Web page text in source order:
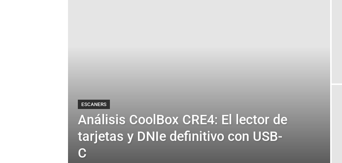
ESCANERS
Análisis CoolBox CRE4: El lector de
tarjetas y DNIe definitivo con USB-
C